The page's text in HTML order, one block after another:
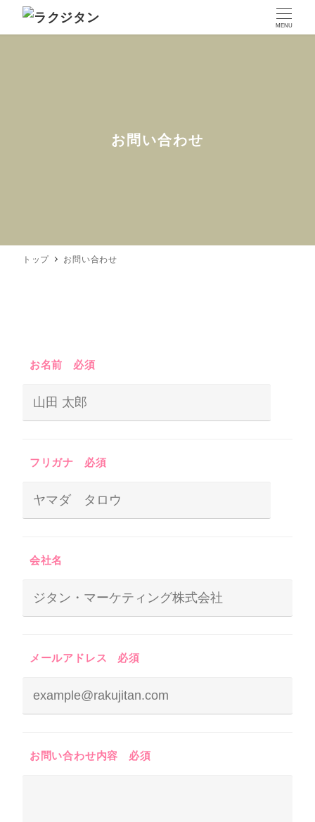
MENU
お問い合わせ
トップ お問い合わせ
お名前 必須
フリガナ 必須
会社名
メールアドレス 必須
お問い合わせ内容 必須